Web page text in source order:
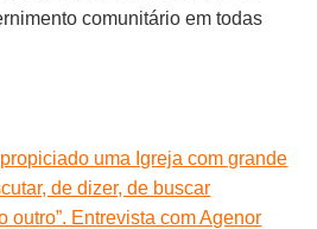
comunitário em todas
uma Igreja com grande
de dizer, de buscar
outro”. Entrevista com Agenor